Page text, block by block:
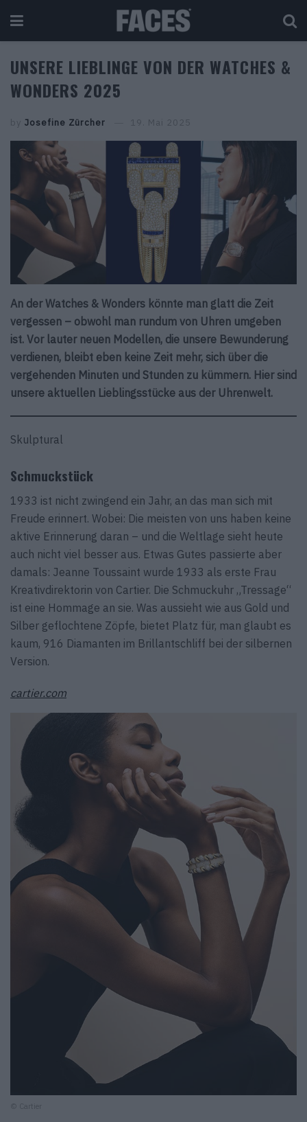
UNSERE LIEBLINGE VON DER WATCHES &
WONDERS 2025
by Josefine Zürcher 19. Mai 2025
An der Watches & Wonders könnte man glatt die Zeit
vergessen – obwohl man rundum von Uhren umgeben
ist. Vor lauter neuen Modellen, die unsere Bewunderung
verdienen, bleibt eben keine Zeit mehr, sich über die
vergehenden Minuten und Stunden zu kümmern. Hier sind
unsere aktuellen Lieblingsstücke aus der Uhrenwelt.
Skulptural
Schmuckstück
1933 ist nicht zwingend ein Jahr, an das man sich mit
Freude erinnert. Wobei: Die meisten von uns haben keine
aktive Erinnerung daran – und die Weltlage sieht heute
auch nicht viel besser aus. Etwas Gutes passierte aber
damals: Jeanne Toussaint wurde 1933 als erste Frau
Kreativdirektorin von Cartier. Die Schmuckuhr „Tressage“
ist eine Hommage an sie. Was aussieht wie aus Gold und
Silber geflochtene Zöpfe, bietet Platz für, man glaubt es
kaum, 916 Diamanten im Brillantschliff bei der silbernen
Version.
cartier.com
© Cartier